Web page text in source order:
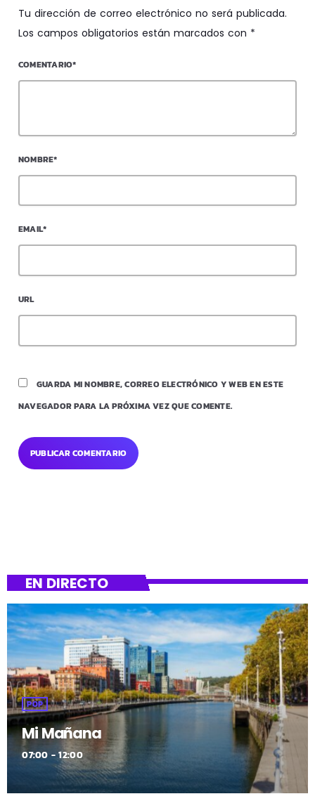
Tu dirección de correo electrónico no será publicada.
Los campos obligatorios están marcados con *
COMENTARIO*
NOMBRE*
EMAIL*
URL
GUARDA MI NOMBRE, CORREO ELECTRÓNICO Y WEB EN ESTE
NAVEGADOR PARA LA PRÓXIMA VEZ QUE COMENTE.
EN DIRECTO
POP
Mi Mañana
07:00 - 12:00